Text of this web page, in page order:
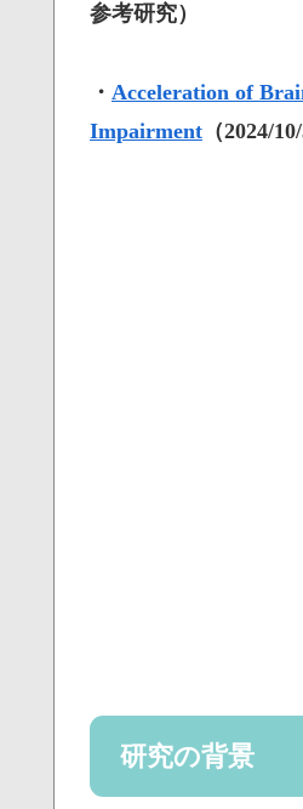
参考研究）
・ Acceleration of
Impairment （2024/10/
研究の背景